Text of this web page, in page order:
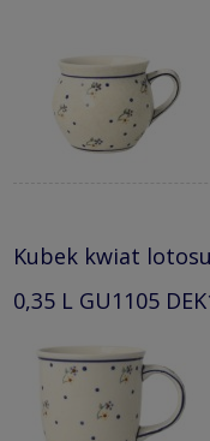
Kubek kwiat
0,35 L GU1105